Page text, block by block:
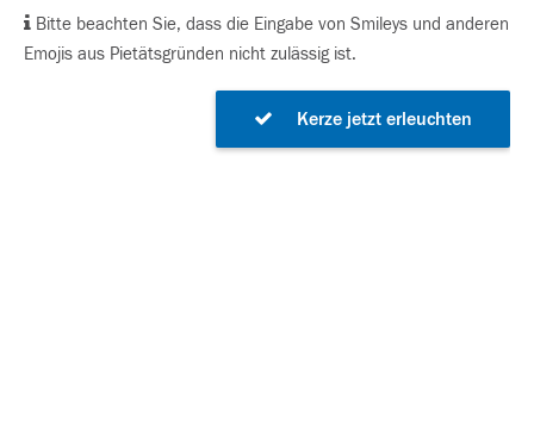
Bitte beachten Sie, dass die Eingabe von Smileys und anderen
Emojis aus Pietätsgründen nicht zulässig ist.
Kerze jetzt erleuchten